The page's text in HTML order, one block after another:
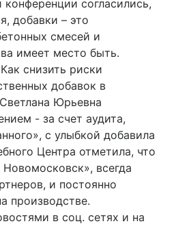
конференции согласились,
добавки – это
смесей и
имеет место быть.
снизить риски
добавок в
Юрьевна
- за счет аудита,
с улыбкой добавила
Центра отметила, что
всегда
и постоянно
производстве.
в соц. сетях и на